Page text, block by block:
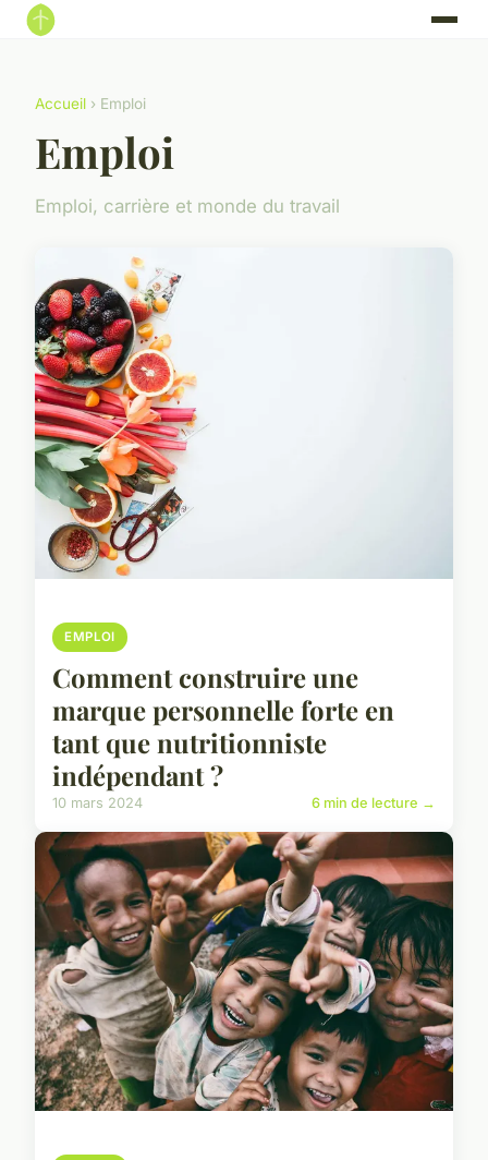
Accueil › Emploi
Emploi
Emploi, carrière et monde du travail
EMPLOI
Comment construire une
marque personnelle forte en
tant que nutritionniste
indépendant ?
10 mars 2024 6 min de lecture →